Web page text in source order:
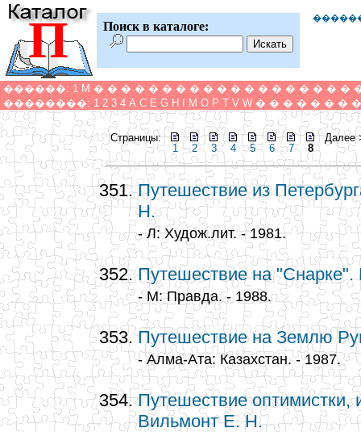
П Поиск в каталоге:
������: 1 M � � � � � � � � � � � � � � � � � � �
��������: 1 2 3 4 A C E G H M O P T V W � � � � � � � �
Страницы:
1
2 3 4 5 6 7 8
Далее
Путешествие из
Н.
- Л: Худож.лит. - 1981.
Путешествие на
- М: Правда. - 1988.
Путешествие на Землю
- Алма-Ата: Казахстан. - 1987.
Путешествие
Вильмонт Е. Н.